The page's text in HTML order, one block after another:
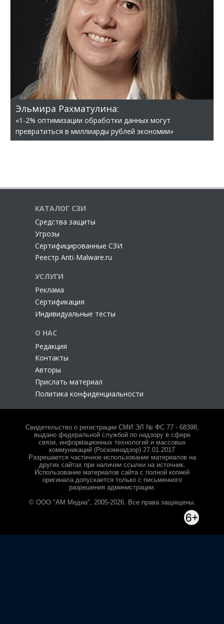
Эльмира Рахматулина:
«1-2% оптимизации обработки данных могут
превратиться в миллиарды рублей экономии»
КАТАЛОГ СЗИ
Cредства защиты
Угрозы
Сертифицированные СЗИ
Реестр Anti-Malware.ru
УСЛУГИ
Реклама
Сертификация
Индивидуальные тесты
О НАС
Редакция
Контакты
Авторы
Прислать материал
Политика конфиденциальности
Свидетельство о регистрации СМИ ЭЛ № ФС 77 - 68398,
выдано федеральной службой по надзору в сфере
связи, информационных технологий и массовых
коммуникаций (Роскомнадзор) 27.01.2017
Разрешается частичное использование материалов на
других сайтах при наличии ссылки на источник.
Использование материалов сайта с полной копией
оригинала допускается только с письменного
разрешения администрации.
© ООО "АМ Медиа", 2005-2026. Все права защищены.